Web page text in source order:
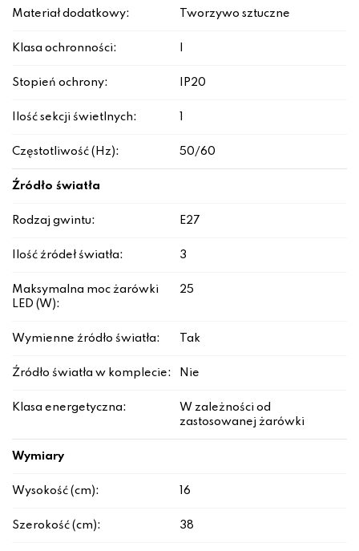
Materiał dodatkowy: Tworzywo sztuczne
Klasa ochronności:
Stopień ochrony: IP20
Ilość sekcji świetlnych:
Częstotliwość (Hz): 50/60
Źródło światła
Rodzaj gwintu: E27
Ilość źródeł światła: 3
Maksymalna moc żarówki
LED (W):
25
Wymienne źródło światła: Tak
Źródło światła w komplecie: Nie
Klasa energetyczna:
W zależności od
zastosowanej żarówki
Wymiary
Wysokość (cm): 16
Szerokość (cm): 38